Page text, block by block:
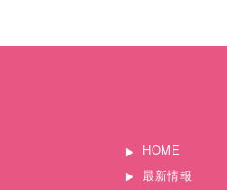
HOME
最新情報